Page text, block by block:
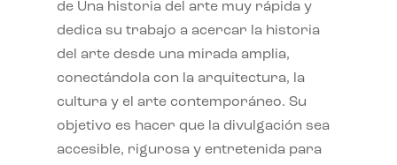
de Una historia del arte muy rápida y
dedica su trabajo a acercar la historia
del arte desde una mirada amplia,
conectándola con la arquitectura, la
cultura y el arte contemporáneo. Su
objetivo es hacer que la divulgación sea
accesible, rigurosa y entretenida para